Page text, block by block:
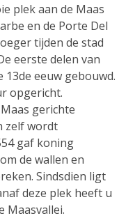
plek aan de Maas
en de Porte Del
tijden de stad
eerste delen van
eeuw gebouwd.
opgericht.
gerichte
zelf wordt
gaf koning
de wallen en
Sindsdien ligt
deze plek heeft u
Maasvallei.